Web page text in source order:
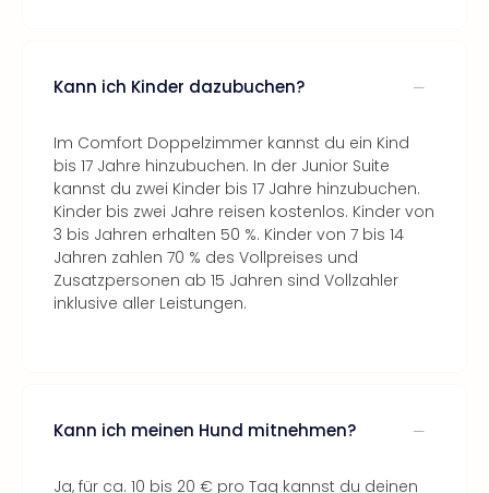
Kann ich Kinder dazubuchen?
Im Comfort Doppelzimmer kannst du ein Kind
bis 17 Jahre hinzubuchen. In der Junior Suite
kannst du zwei Kinder bis 17 Jahre hinzubuchen.
Kinder bis zwei Jahre reisen kostenlos. Kinder von
3 bis Jahren erhalten 50 %. Kinder von 7 bis 14
Jahren zahlen 70 % des Vollpreises und
Zusatzpersonen ab 15 Jahren sind Vollzahler
inklusive aller Leistungen.
Kann ich meinen Hund mitnehmen?
Ja, für ca. 10 bis 20 € pro Tag kannst du deinen